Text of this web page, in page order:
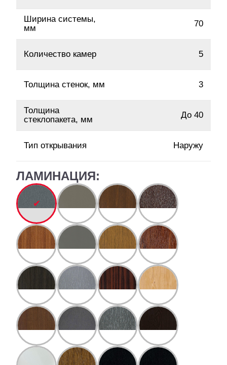
Ширина системы,
мм
70
Количество камер 5
Толщина стенок, мм 3
Толщина
стеклопакета, мм
До 40
Тип открывания Наружу
ЛАМИНАЦИЯ: